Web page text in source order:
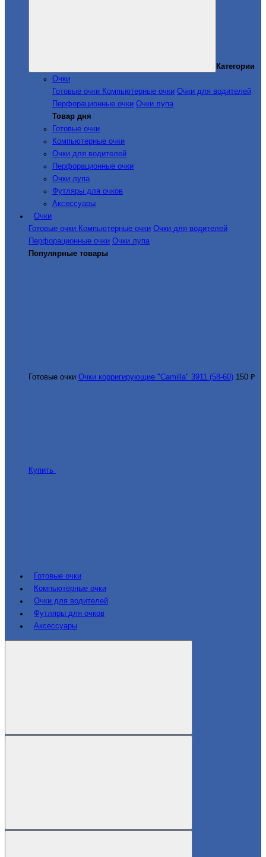
Категории
Очки
Готовые очки Компьютерные очки Очки для водителей
Перфорационные очки Очки лупа
Товар дня
Готовые очки
Компьютерные очки
Очки для водителей
Перфорационные очки
Очки лупа
Футляры для очков
Аксессуары
Очки
Готовые очки Компьютерные очки Очки для водителей
Перфорационные очки Очки лупа
Популярные товары
Готовые очки Очки корригирующие "Camilla" 3911 (58-60) 150 ₽
Купить
Готовые очки
Компьютерные очки
Очки для водителей
Футляры для очков
Аксессуары